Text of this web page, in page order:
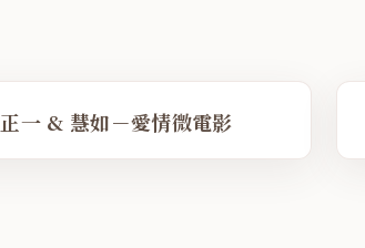
正一 & 慧如－愛情微電影